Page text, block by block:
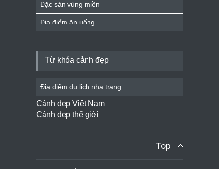
Đặc sản vùng miền
Địa điểm ăn uống
Từ khóa cảnh đẹp
Địa điểm du lịch nha trang
Cảnh đẹp Việt Nam
Cảnh đẹp thế giới
Top